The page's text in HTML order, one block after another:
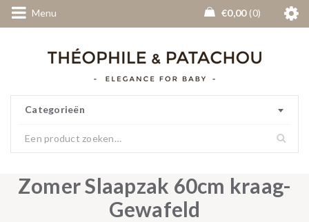
Menu €0,00 0
Categorieën
Zomer Slaapzak 60cm kraag-
Gewafeld